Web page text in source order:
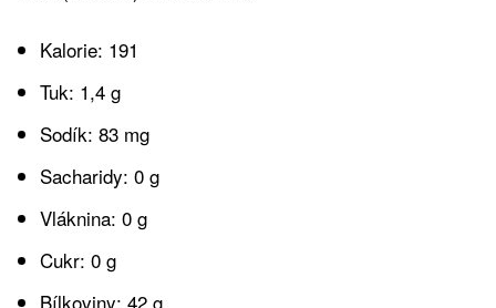
Kalorie: 191
Tuk: 1,4 g
Sodík: 83 mg
Sacharidy: 0 g
Vláknina: 0 g
Cukr: 0 g
Bílkoviny: 42 g